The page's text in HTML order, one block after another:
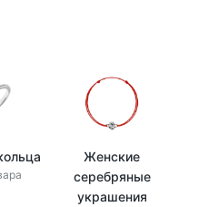
Женские
серебряные
украшения